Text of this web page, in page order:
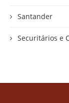
Santander
Securitários e